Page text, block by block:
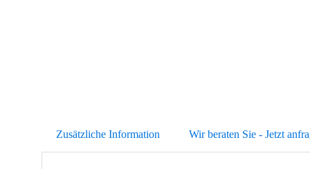
Zusätzliche Information Wir beraten Sie - Jetzt